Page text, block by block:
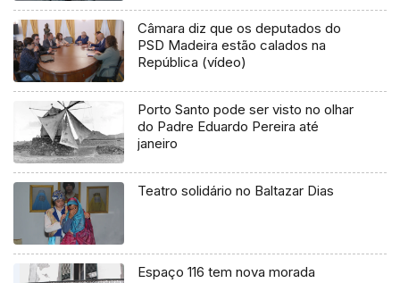
Câmara diz que os deputados do
PSD Madeira estão calados na
República (vídeo)
Porto Santo pode ser visto no olhar
do Padre Eduardo Pereira até
janeiro
Teatro solidário no Baltazar Dias
Espaço 116 tem nova morada